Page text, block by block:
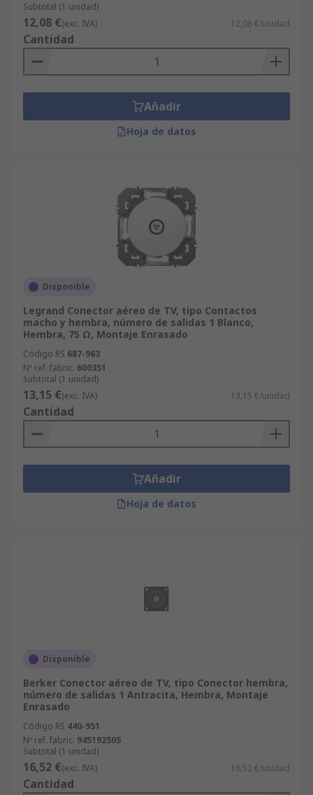
Subtotal (1 unidad)
12,08 €(exc. IVA) 12,08 €/unidad
Cantidad
Añadir
Hoja de datos
Disponible
Legrand Conector aéreo de TV, tipo Contactos
macho y hembra, número de salidas 1 Blanco,
Hembra, 75 Ω, Montaje Enrasado
Código RS 687-963
Nº ref. fabric. 600351
Subtotal (1 unidad)
13,15 €(exc. IVA) 13,15 €/unidad
Cantidad
Añadir
Hoja de datos
Disponible
Berker Conector aéreo de TV, tipo Conector hembra,
número de salidas 1 Antracita, Hembra, Montaje
Enrasado
Código RS 440-951
Nº ref. fabric. 945192505
Subtotal (1 unidad)
16,52 €(exc. IVA) 16,52 €/unidad
Cantidad